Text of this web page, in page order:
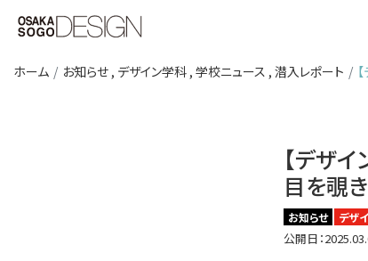
ホーム お知らせ , デザイン学科 , 学校ニュース , 潜入レポート
【デザ
目を覗
お知らせ デザ
公開日：